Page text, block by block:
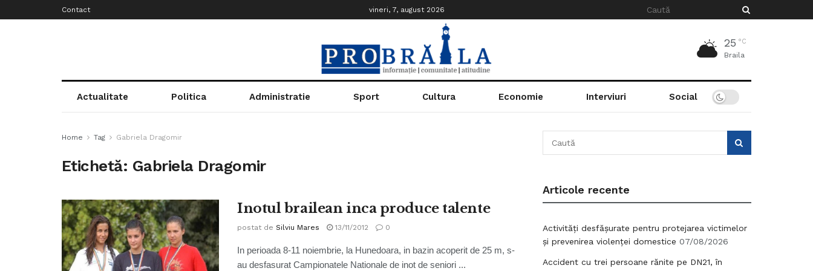
Contact vineri, 7, august 2026
25 °C
Braila
Actualitate Politica Administratie Sport Cultura Economie Interviuri Social
Home Tag Gabriela Dragomir
Etichetă: Gabriela Dragomir
Inotul brailean inca produce talente
postat de Silviu Mares 13/11/2012 0
In perioada 8-11 noiembrie, la Hunedoara, in bazin acoperit de 25 m, s-
au desfasurat Campionatele Nationale de inot de seniori ...
Articole recente
Activități desfășurate pentru protejarea victimelor
și prevenirea violenței domestice 07/08/2026
Accident cu trei persoane rănite pe DN21, în